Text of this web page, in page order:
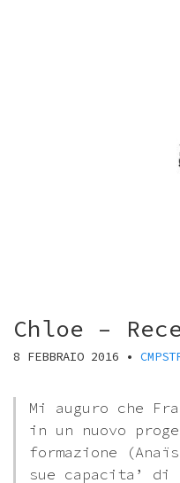
Chloe –
8 FEBBRAIO 2016 •
Mi auguro che
in un nuovo
formazione
sue capacita’